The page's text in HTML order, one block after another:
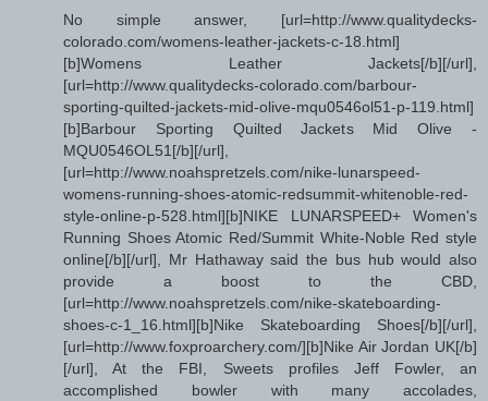
No simple answer, [url=http://www.qualitydecks-
colorado.com/womens-leather-jackets-c-18.html]
[b]Womens Leather Jackets[/b][/url],
[url=http://www.qualitydecks-colorado.com/barbour-
sporting-quilted-jackets-mid-olive-mqu0546ol51-p-119.html]
[b]Barbour Sporting Quilted Jackets Mid Olive -
MQU0546OL51[/b][/url],
[url=http://www.noahspretzels.com/nike-lunarspeed-
womens-running-shoes-atomic-redsummit-whitenoble-red-
style-online-p-528.html][b]NIKE LUNARSPEED+ Women's
Running Shoes Atomic Red/Summit White-Noble Red style
online[/b][/url], Mr Hathaway said the bus hub would also
provide a boost to the CBD,
[url=http://www.noahspretzels.com/nike-skateboarding-
shoes-c-1_16.html][b]Nike Skateboarding Shoes[/b][/url],
[url=http://www.foxproarchery.com/][b]Nike Air Jordan UK[/b]
[/url], At the FBI, Sweets profiles Jeff Fowler, an
accomplished bowler with many accolades,